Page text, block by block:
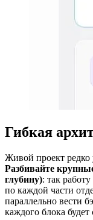
Гибкая
Живой проект редко
Разбивайте
глубину): так
по каждой части
параллельно вести
каждого блока